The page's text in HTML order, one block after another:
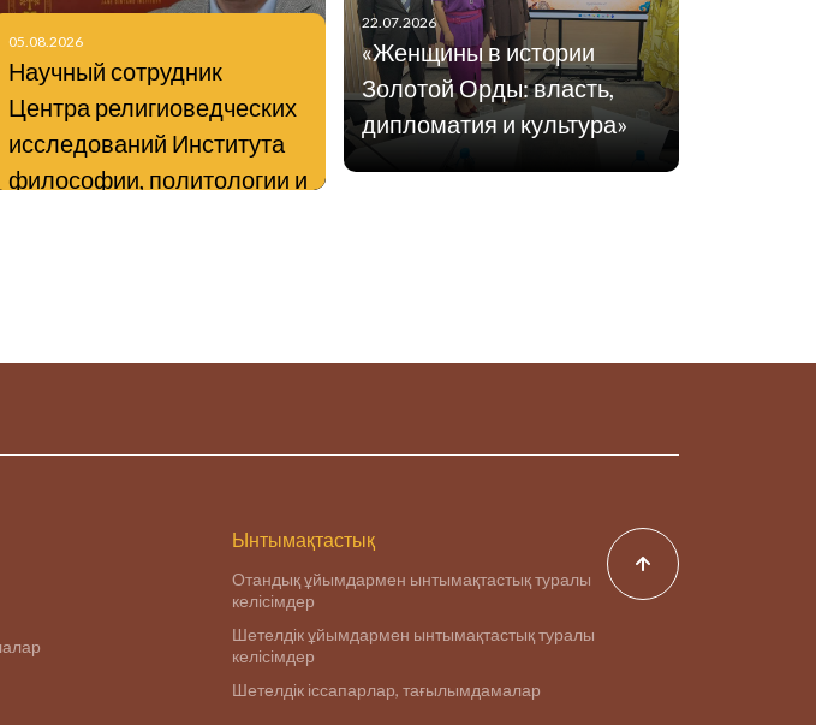
05.08.2026
Научный сотрудник
Центра религиоведческих
исследований Института
философии, политологии и
порталу Stan.kz поделился
22.07.2026
«Женщины в истории
Золотой Орды: власть,
дипломатия и культура»
Ынтымақтастық
Отандық ұйымдармен ынтымақтастық туралы
келісімдер
Шетелдік ұйымдармен ынтымақтастық туралы
келісімдер
Шетелдік іссапарлар, тағылымдамалар